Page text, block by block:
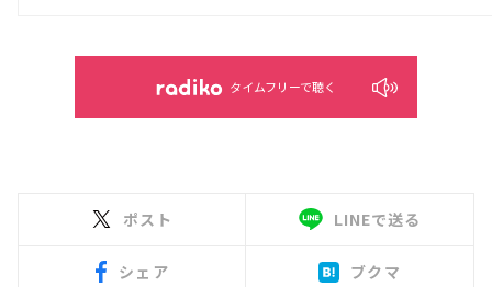
タイムフリーで聴く
ポスト LINEで送る
シェア ブクマ